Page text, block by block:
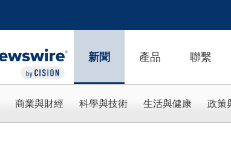
新聞 產品 聯繫
商業與財經 科學與技術 生活與健康 政策